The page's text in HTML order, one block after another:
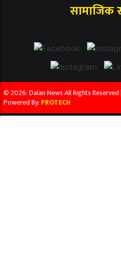
सामाजिक
© 2026: Dalan News All Rights Reserved |
Powered By: PROTECH